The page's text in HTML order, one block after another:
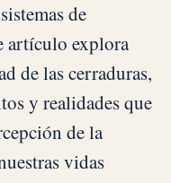
de
artículo explora
de las cerraduras,
y realidades que
de la
vidas